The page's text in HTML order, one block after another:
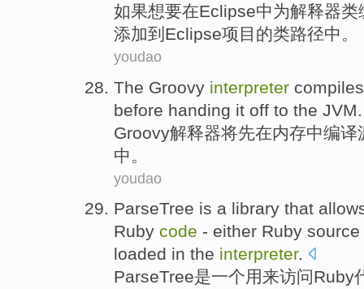
如果想要在Eclipse中为解释器类
添加到 Eclipse项目 的类路径中。
youdao
The Groovy interpreter
before handing it off to the JVM
Groovy解释器将先在内存中编译
中。
youdao
ParseTree is a library that
Ruby code - either Ruby source
loaded in the interpreter.
ParseTree是一个用来访问Ruby